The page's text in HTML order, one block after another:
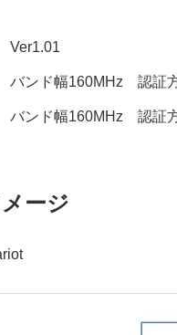
Ver1.01
バンド幅160MHz 認証
バンド幅160MHz 認証
ージ